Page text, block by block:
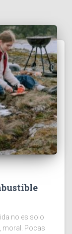
no es solo
moral. Pocas